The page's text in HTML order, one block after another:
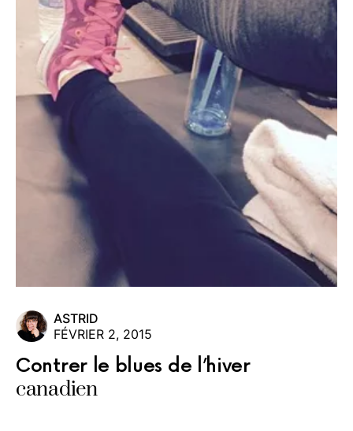
ASTRID
FÉVRIER 2, 2015
Contrer le blues de l’hiver
canadien